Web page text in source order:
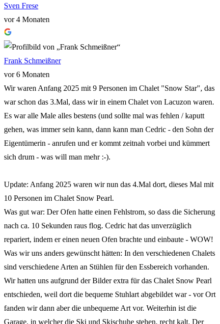
Sven Frese
vor 4 Monaten
Frank Schmeißner
vor 6 Monaten
Wir waren Anfang 2025 mit 9 Personen im Chalet "Snow Star", das
war schon das 3.Mal, dass wir in einem Chalet von Lacuzon waren.
Es war alle Male alles bestens (und sollte mal was fehlen / kaputt
gehen, was immer sein kann, dann kann man Cedric - den Sohn der
Eigentümerin - anrufen und er kommt zeitnah vorbei und kümmert
sich drum - was will man mehr :-).
Update: Anfang 2025 waren wir nun das 4.Mal dort, dieses Mal mit
10 Personen im Chalet Snow Pearl.
Was gut war: Der Ofen hatte einen Fehlstrom, so dass die Sicherung
nach ca. 10 Sekunden raus flog. Cedric hat das unverzüglich
repariert, indem er einen neuen Ofen brachte und einbaute - WOW!
Was wir uns anders gewünscht hätten: In den verschiedenen Chalets
sind verschiedene Arten an Stühlen für den Essbereich vorhanden.
Wir hatten uns aufgrund der Bilder extra für das Chalet Snow Pearl
entschieden, weil dort die bequeme Stuhlart abgebildet war - vor Ort
fanden wir dann aber die unbequeme Art vor. Weiterhin ist die
Garage, in welcher die Ski und Skischuhe stehen, recht kalt. Der